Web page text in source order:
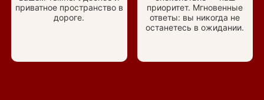
приватное пространство в
дороге.
приоритет. Мгновенные
ответы: вы никогда не
останетесь в ожидании.